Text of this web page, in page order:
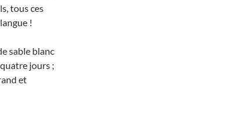
tous ces
!
sable blanc
jours ;
et